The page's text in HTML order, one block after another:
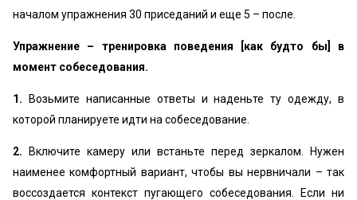
началом упражнения 30 приседаний и еще 5 – после.
Упражнение – тренировка поведения [как будто бы] в
момент собеседования.
1. Возьмите написанные ответы и наденьте ту одежду, в
которой планируете идти на собеседование.
2. Включите камеру или встаньте перед зеркалом. Нужен
наименее комфортный вариант, чтобы вы нервничали – так
воссоздается контекст пугающего собеседования. Если ни